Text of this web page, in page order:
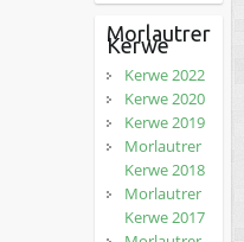
Morlautrer
Kerwe
Kerwe 2022
Kerwe 2020
Kerwe 2019
Morlautrer
Kerwe 2018
Morlautrer
Kerwe 2017